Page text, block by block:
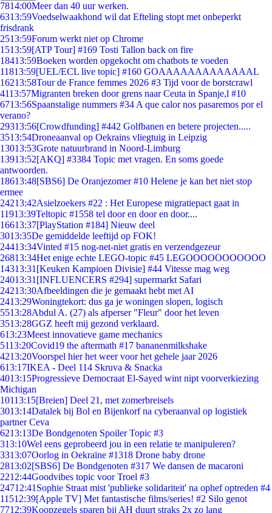
7814:00Meer dan 40 uur werken.
6313:59Voedselwaakhond wil dat Efteling stopt met onbeperkt
frisdrank
2513:59Forum werkt niet op Chrome
1513:59[ATP Tour] #169 Tosti Tallon back on fire
18413:59Boeken worden opgekocht om chatbots te voeden
11813:59[UEL/ECL live topic] #160 GOAAAAAAAAAAAAAL
16213:58Tour de France femmes 2026 #3 Tijd voor de borstcrawl
4113:57Migranten breken door grens naar Ceuta in Spanje,l #10
6713:56Spaanstalige nummers #34 A que calor nos pasaremos por el
verano?
29313:56[Crowdfunding] #442 Golfbanen en betere projecten.....
3513:54Droneaanval op Oekrains vliegtuig in Leipzig
13013:53Grote natuurbrand in Noord-Limburg
13913:52[AKQ] #3384 Topic met vragen. En soms goede
antwoorden.
18613:48[SBS6] De Oranjezomer #10 Helene je kan het niet stop
ermee
24213:42Asielzoekers #22 : Het Europese migratiepact gaat in
11913:39Teltopic #1558 tel door en door en door....
16613:37[PlayStation #184] Nieuw deel
3013:35De gemiddelde leeftijd op FOK!
24413:34Vinted #15 nog-net-niet gratis en verzendgezeur
26813:34Het enige echte LEGO-topic #45 LEGOOOOOOOOOOO
14313:31 [Keuken Kampioen Divisie] #44 Vitesse mag weg
24013:31 [INFLUENCERS #294] supermarkt Safari
24213:30Afbeeldingen die je gemaakt hebt met AI
2413:29Woningtekort: dus ga je woningen slopen, logisch
5513:28Abdul A. (27) als afperser "Fleur" door het leven
3513:28GGZ heeft mij gezond verklaard.
613:23Meest innovatieve game mechanics
5113:20Covid19 the aftermath #17 bananenmilkshake
4213:20Voorspel hier het weer voor het gehele jaar 2026
613:17IKEA - Deel 114 Skruva & Snacka
4013:15Progressieve Democraat El-Sayed wint nipt voorverkiezing
Michigan
10113:15[Breien] Deel 21, met zomerbreisels
3013:14Datalek bij Bol en Bijenkorf na cyberaanval op logistiek
partner Ceva
6213:13De Bondgenoten Spoiler Topic #3
313:10Wel eens geprobeerd jou in een relatie te manipuleren?
3313:07Oorlog in Oekraïne #1318 Drone baby drone
2813:02[SBS6] De Bondgenoten #317 We dansen de macaroni
2212:44Goodvibes topic voor Troel #3
24712:41 Sophie Straat mist 'publieke solidariteit' na ophef optreden #4
11512:39[Apple TV] Met fantastische films/series! #2 Silo genot
7712:39Koopzegels sparen bij AH duurt straks 2x zo lang